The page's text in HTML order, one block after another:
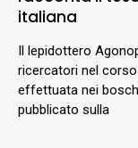
italiana
Il lepidottero
ricercatori nel
effettuata nei
pubblicato sulla